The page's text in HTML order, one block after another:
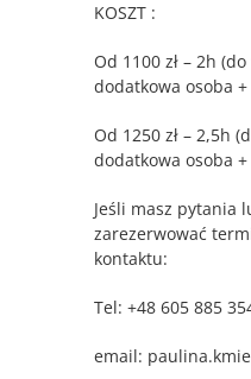
KOSZT :
Od 1100 zł – 2h
dodatkowa osoba +
Od 1250 zł – 2,5h
dodatkowa osoba +
Jeśli masz pytania
zarezerwować
kontaktu:
Tel: +48 605 885
email: